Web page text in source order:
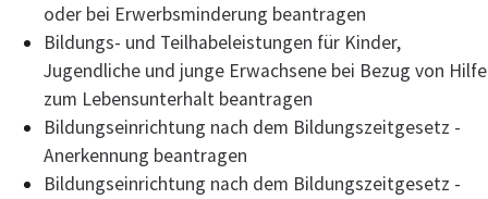
oder bei Erwerbsminderung beantragen
Bildungs- und Teilhabeleistungen für Kinder,
Jugendliche und junge Erwachsene bei Bezug von Hilfe
zum Lebensunterhalt beantragen
Bildungseinrichtung nach dem Bildungszeitgesetz -
Anerkennung beantragen
Bildungseinrichtung nach dem Bildungszeitgesetz -